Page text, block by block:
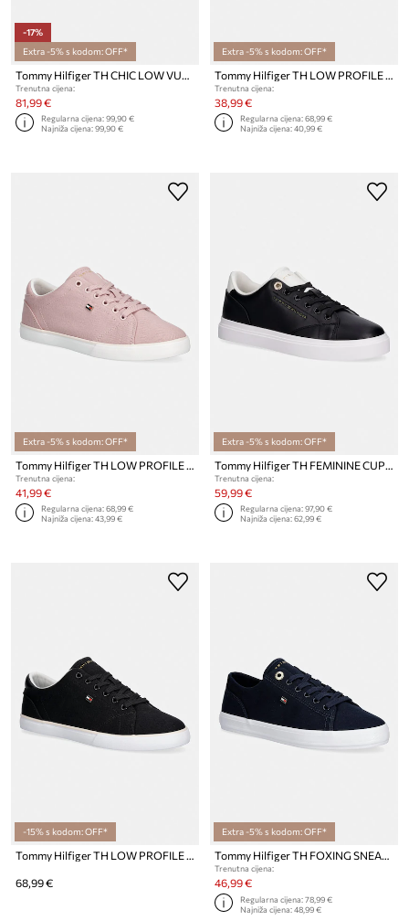
-17%
Extra -5% s kodom: OFF*
Trenutna cijena:
81,99 €
Regularna cijena:99,90 €
Najniža cijena:99,90 €
Extra -5% s kodom: OFF*
Trenutna cijena:
38,99 €
Regularna cijena:68,99 €
Najniža cijena:40,99 €
Extra -5% s kodom: OFF*
Tommy Hilfiger TH LOW PROFILE VULC CANVAS tenisice za žene
Trenutna cijena:
41,99 €
Regularna cijena:68,99 €
Najniža cijena:43,99 €
Extra -5% s kodom: OFF*
Tommy Hilfiger TH FEMININE CUPSOLE LEATHER tenisice za žene
Trenutna cijena:
59,99 €
Regularna cijena:97,90 €
Najniža cijena:62,99 €
-15% s kodom: OFF*
Tommy Hilfiger TH LOW PROFILE VULC CANVAS tenisice za žene
68,99 €
Extra -5% s kodom: OFF*
Tommy Hilfiger TH FOXING SNEAKER CANVAS tenisice za žene
Trenutna cijena:
46,99 €
Regularna cijena:78,99 €
Najniža cijena:48,99 €